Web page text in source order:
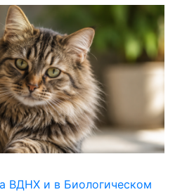
ВДНХ и в Биологическом